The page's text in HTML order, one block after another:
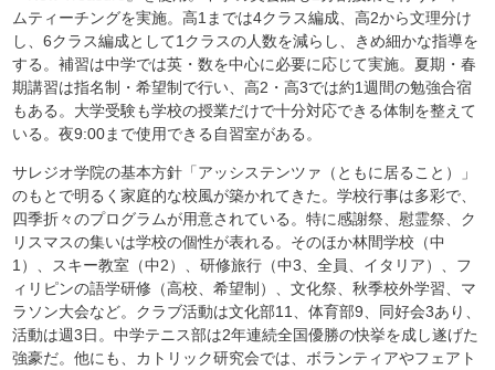
ムティーチングを実施。高1までは4クラス編成、高2から文理分け
し、6クラス編成として1クラスの人数を減らし、きめ細かな指導を
する。補習は中学では英・数を中心に必要に応じて実施。夏期・春
期講習は指名制・希望制で行い、高2・高3では約1週間の勉強合宿
もある。大学受験も学校の授業だけで十分対応できる体制を整えて
いる。夜9:00まで使用できる自習室がある。
サレジオ学院の基本方針「アッシステンツァ（ともに居ること）」
のもとで明るく家庭的な校風が築かれてきた。学校行事は多彩で、
四季折々のプログラムが用意されている。特に感謝祭、慰霊祭、ク
リスマスの集いは学校の個性が表れる。そのほか林間学校（中
1）、スキー教室（中2）、研修旅行（中3、全員、イタリア）、フ
ィリピンの語学研修（高校、希望制）、文化祭、秋季校外学習、マ
ラソン大会など。クラブ活動は文化部11、体育部9、同好会3あり、
活動は週3日。中学テニス部は2年連続全国優勝の快挙を成し遂げた
強豪だ。他にも、カトリック研究会では、ボランティアやフェアト